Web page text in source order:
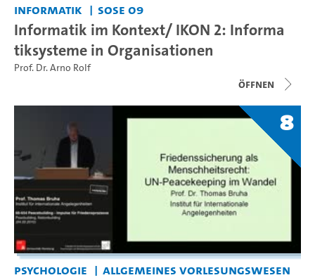
Informatik SoSe 09
Informatik im Kontext/ IKON 2: Informa
tiksysteme in Organisationen
Prof. Dr. Arno Rolf
Öffnen
8
Psychologie
Allgemeines Vorlesungswesen